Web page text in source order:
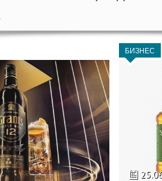
БИЗНЕС